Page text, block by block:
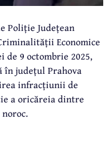
Poliție Județean
Economice
9 octombrie 2025,
în județul Prahova
infracțiunii de
a oricăreia dintre